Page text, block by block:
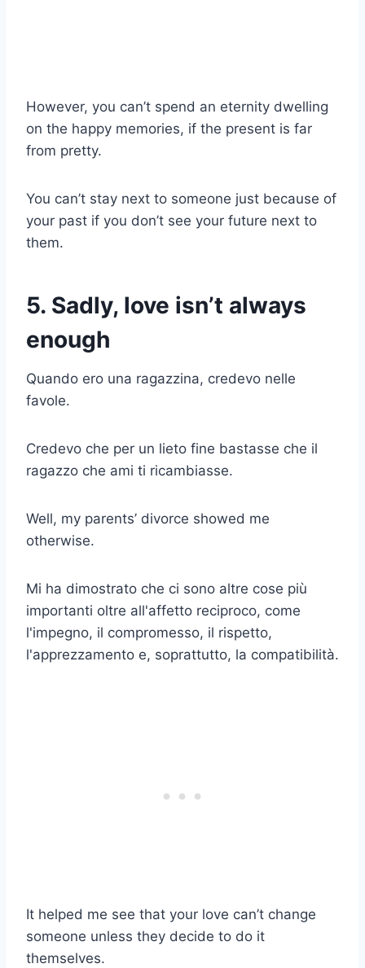
However, you can’t spend an eternity dwelling
on the happy memories, if the present is far
from pretty.
You can’t stay next to someone just because of
your past if you don’t see your future next to
them.
5. Sadly, love isn’t always
enough
Quando ero una ragazzina, credevo nelle
favole.
Credevo che per un lieto fine bastasse che il
ragazzo che ami ti ricambiasse.
Well, my parents’ divorce showed me
otherwise.
Mi ha dimostrato che ci sono altre cose più
importanti oltre all'affetto reciproco, come
l'impegno, il compromesso, il rispetto,
l'apprezzamento e, soprattutto, la compatibilità.
It helped me see that your love can’t change
someone unless they decide to do it
themselves.